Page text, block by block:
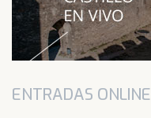
ENTRADAS ONLINE